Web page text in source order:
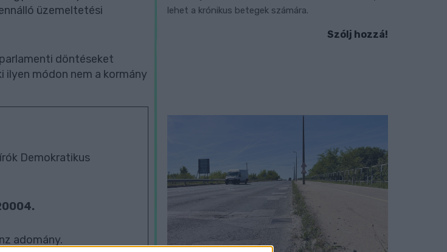
üzemeltetési
döntéseket
módon nem a kormány
Demokratikus
adomány.
lehet a krónikus betegek számára.
Szólj hozzá!